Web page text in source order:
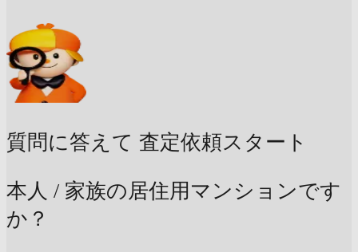
質問に答えて 査定依頼スタート
本人 / 家族の居住用マンションです
か？